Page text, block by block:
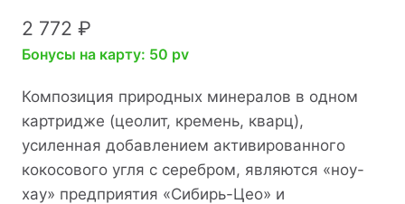
2 772 ₽
Бонусы на карту: 50 pv
Композиция природных минералов в одном
картридже (цеолит, кремень, кварц),
усиленная добавлением активированного
кокосового угля с серебром, являются «ноу-
хау» предприятия «Сибирь-Цео» и